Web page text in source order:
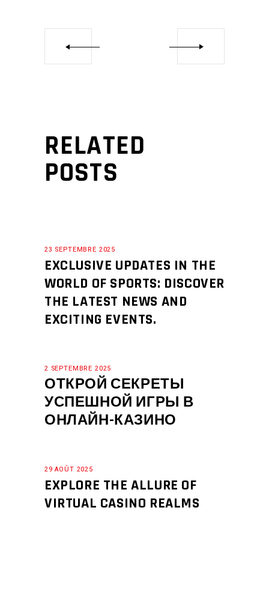
RELATED
POSTS
23 SEPTEMBRE 2025
EXCLUSIVE UPDATES IN THE
WORLD OF SPORTS: DISCOVER
THE LATEST NEWS AND
EXCITING EVENTS.
2 SEPTEMBRE 2025
ОТКРОЙ СЕКРЕТЫ
УСПЕШНОЙ ИГРЫ В
ОНЛАЙН-КАЗИНО
29 AOÛT 2025
EXPLORE THE ALLURE OF
VIRTUAL CASINO REALMS